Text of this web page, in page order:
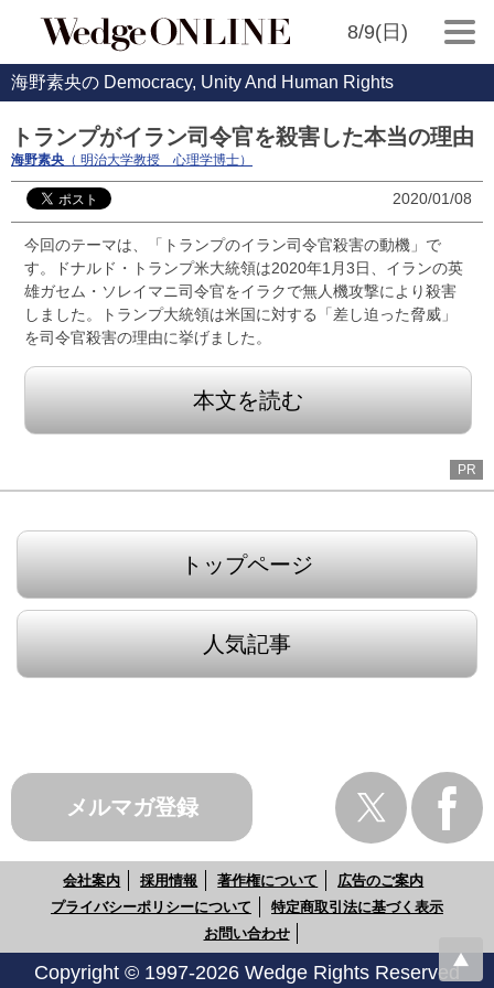
8/9(日)
海野素央の Democracy, Unity And Human Rights
トランプがイラン司令官を殺害した本当の理由
海野素央 （ 明治大学教授 心理学博士）
2020/01/08
今回のテーマは、「トランプのイラン司令官殺害の動機」で
す。ドナルド・トランプ米大統領は2020年1月3日、イランの英
雄ガセム・ソレイマニ司令官をイラクで無人機攻撃により殺害
しました。トランプ大統領は米国に対する「差し迫った脅威」
を司令官殺害の理由に挙げました。
本文を読む
PR
トップページ
人気記事
メルマガ登録
会社案内 採用情報 著作権について
広告のご案内
プライバシーポリシーについて
特定商取引法に基づく表示
お問い合わせ
Copyright © 1997-2026 Wedge Rights Reserved